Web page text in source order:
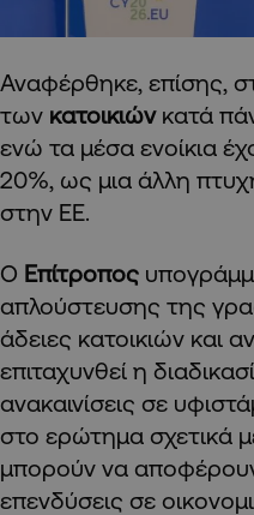
Αναφέρθηκε, επίσης,
των κατοικιών κατά
ενώ τα μέσα ενοίκια
20%, ως μια άλλη
στην ΕΕ.
Ο Επίτροπος
απλούστευσης της
άδειες κατοικιών και
επιταχυνθεί η
ανακαινίσεις σε
στο ερώτημα σχετικά
μπορούν να
επενδύσεις σε